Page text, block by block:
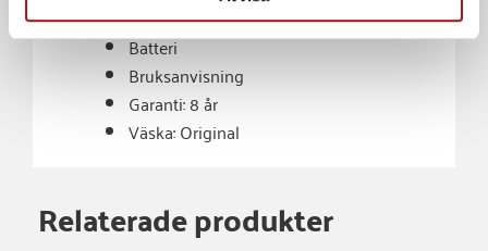
Elektrodkassett
Batteri
Bruksanvisning
Garanti: 8 år
Väska: Original
Relaterade produkter